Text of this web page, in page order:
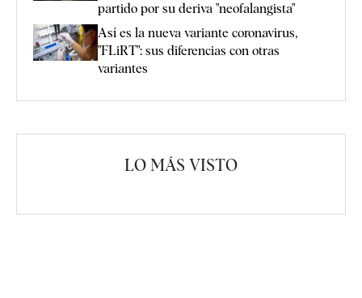
partido por su deriva "neofalangista"
Así es la nueva variante coronavirus,
"FLiRT": sus diferencias con otras
variantes
LO MÁS VISTO